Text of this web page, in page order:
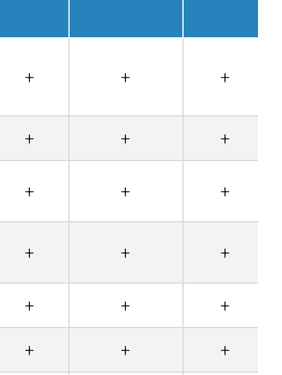
+ + +
+ +
+
+ + +
+ + +
+ +
+
+ +
+